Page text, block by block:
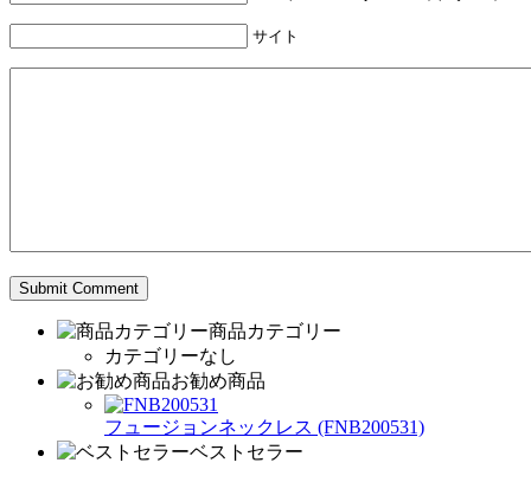
サイト
商品カテゴリー
カテゴリーなし
お勧め商品
フュージョンネックレス (FNB200531)
ベストセラー